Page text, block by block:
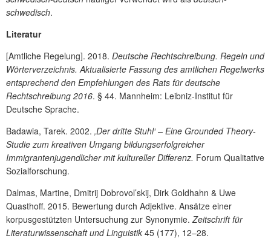
schwedisch.
Literatur
[Amtliche Regelung]. 2018. Deutsche Rechtschreibung. Regeln und
Wörterverzeichnis. Aktualisierte Fassung des amtlichen Regelwerks
entsprechend den Empfehlungen des Rats für deutsche
Rechtschreibung 2016. § 44. Mannheim: Leibniz-Institut für
Deutsche Sprache.
Badawia, Tarek. 2002. ‚Der dritte Stuhl‘ – Eine Grounded Theory-
Studie zum kreativen Umgang bildungserfolgreicher
Immigrantenjugendlicher mit kultureller Differenz. Forum Qualitative
Sozialforschung.
Dalmas, Martine, Dmitrij Dobrovol’skij, Dirk Goldhahn & Uwe
Quasthoff. 2015. Bewertung durch Adjektive. Ansätze einer
korpusgestützten Untersuchung zur Synonymie. Zeitschrift für
Literaturwissenschaft und Linguistik 45 (177), 12–28.